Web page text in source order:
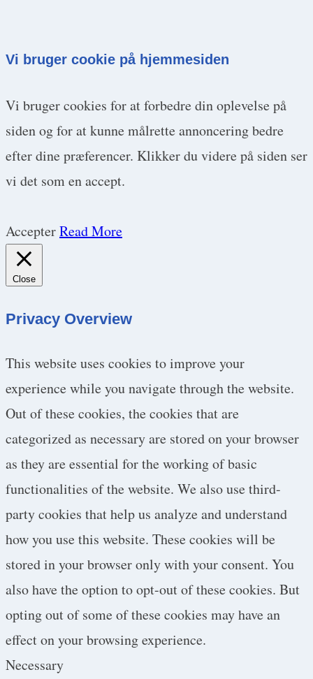
Vi bruger cookie på hjemmesiden
Vi bruger cookies for at forbedre din oplevelse på
siden og for at kunne målrette annoncering bedre
efter dine præferencer. Klikker du videre på siden ser
vi det som en accept.
AccepterRead More
Close
Privacy Overview
This website uses cookies to improve your
experience while you navigate through the website.
Out of these cookies, the cookies that are
categorized as necessary are stored on your browser
as they are essential for the working of basic
functionalities of the website. We also use third-
party cookies that help us analyze and understand
how you use this website. These cookies will be
stored in your browser only with your consent. You
also have the option to opt-out of these cookies. But
opting out of some of these cookies may have an
effect on your browsing experience.
Necessary